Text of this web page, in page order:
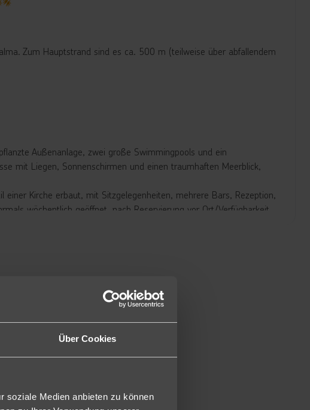
Über Cookies
soziale Medien anbieten zu können
Zum Hauptstrand sind es ca. 500 m (teilweise über abfallendem
Außenanlage, zwei große Swimmingpools und ein
mit Liegen, Sonnenschirmen und einen traumhaften Meerblick,
Kirche erbaut, mit Sitzgelegenheiten, mehrere Bars, Rezeption,
wöchentlich geöffnet, nach Reservierung vor Ort/Verfügbarkeit
Rückzugsort direkt am Meer (Zutritt und gastronomisches
und dem türkis schimmernden Wasser des Pools. Vielfältige
schaffen den perfekten Rahmen für genussvolle Stunden in
trendiges Restaurant und ein einladender Foodtruck sorgen für
findet hier nicht nur Fitnesskurse und einen durchdacht
sowie mehrere Sportplätze für individuelle oder gemeinsame
und voller Möglichkeiten.